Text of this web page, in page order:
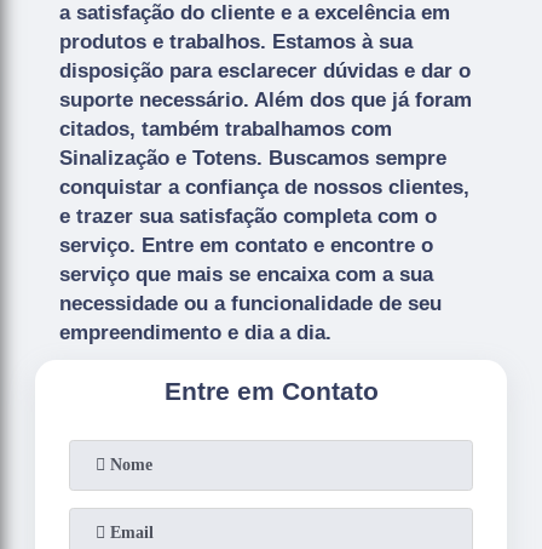
a satisfação do cliente e a excelência em
produtos e trabalhos. Estamos à sua
disposição para esclarecer dúvidas e dar o
suporte necessário. Além dos que já foram
citados, também trabalhamos com
Sinalização e Totens. Buscamos sempre
conquistar a confiança de nossos clientes,
e trazer sua satisfação completa com o
serviço. Entre em contato e encontre o
serviço que mais se encaixa com a sua
necessidade ou a funcionalidade de seu
empreendimento e dia a dia.
Entre em Contato